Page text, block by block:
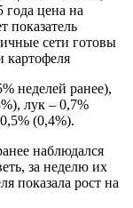
года цена на
показатель
сети готовы
картофеля
неделей ранее),
лук – 0,7%
(0,4%).
наблюдался
за неделю их
показала рост на